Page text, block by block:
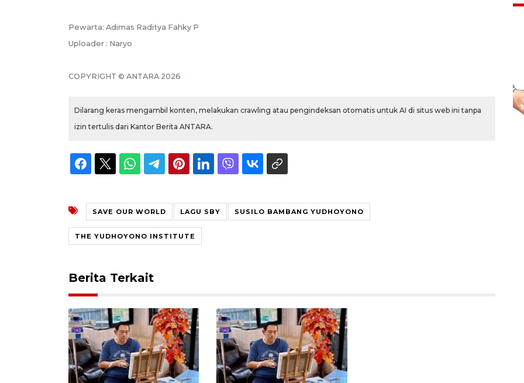
Pewarta: Adimas Raditya Fahky P
Uploader : Naryo
COPYRIGHT © ANTARA 2026
Dilarang keras mengambil konten, melakukan crawling atau pengindeksan otomatis untuk AI di situs web ini tanpa
izin tertulis dari Kantor Berita ANTARA.
SAVE OUR WORLD LAGU SBY SUSILO BAMBANG YUDHOYONO
THE YUDHOYONO INSTITUTE
Berita Terkait
Ekspedisi Rupiah Berdaulat
2026 sambangi Papua
2026-08-06 13:15:00